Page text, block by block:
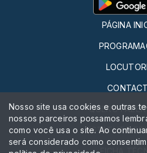
PÁGINA
QUERO
ESTATUTO
FICHA
Nosso site usa cookies e outras
nossos parceiros possamos
como você usa o site. Ao
será considerado como